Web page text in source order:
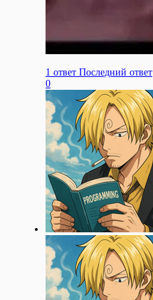
1 ответ Последний ответ
0